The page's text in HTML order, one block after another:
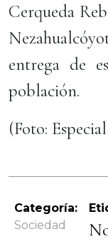
Cerqueda
entrega de
población.
(Foto:
Categoría:
Sociedad